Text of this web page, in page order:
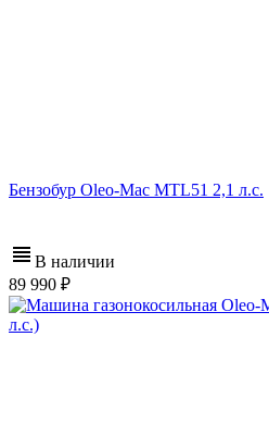
Бензобур Oleo-Mac MTL51 2,1 л.с.
В наличии
89 990